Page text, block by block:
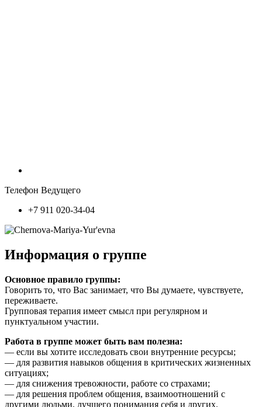
Телефон Ведущего
+7 911 020-34-04
Информация о группе
Основное правило группы:
Говорить то, что Вас занимает, что Вы думаете, чувствуете,
переживаете.
Групповая терапия имеет смысл при регулярном и
пунктуальном участии.
Работа в группе может быть вам полезна:
— если вы хотите исследовать свои внутренние ресурсы;
— для развития навыков общения в критических жизненных
ситуациях;
— для снижения тревожности, работе со страхами;
— для решения проблем общения, взаимоотношений с
другими людьми, лучшего понимания себя и других.